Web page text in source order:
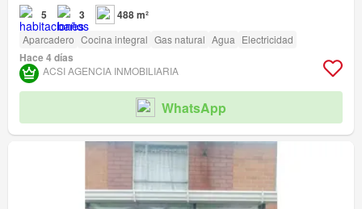
5 3 488 m²
Aparcadero Cocina integral Gas natural Agua Electricidad
Hace 4 días
ACSI AGENCIA INMOBILIARIA
WhatsApp